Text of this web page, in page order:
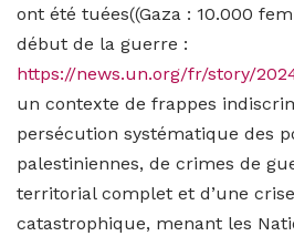
ont été tuées((Gaza : 10.000
début de la guerre :
https://news.un.org/fr/story/
un contexte de frappes
persécution systématique des
palestiniennes, de crimes de
territorial complet et d’une
catastrophique, menant les